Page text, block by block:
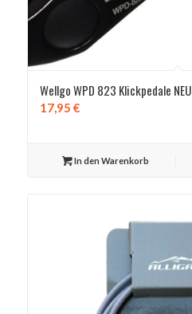
Wellgo WPD 823 Klickpedale NEU
17,95 €
In den Warenkorb